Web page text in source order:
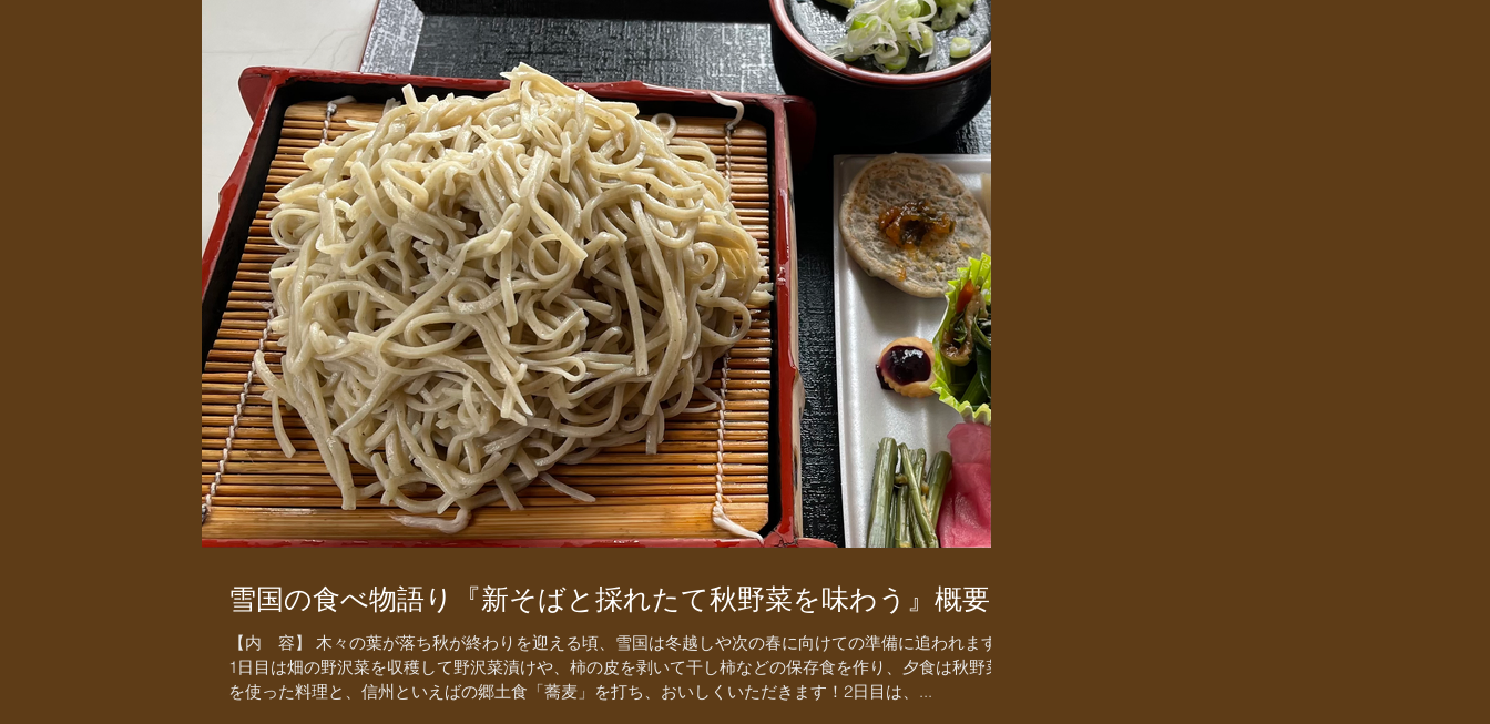
雪国の食べ物語り『新そばと採れたて秋野菜を味わう』概要
【内 容】 木々の葉が落ち秋が終わりを迎える頃、雪国は冬越しや次の春に向けての準備に追われます。
1日目は畑の野沢菜を収穫して野沢菜漬けや、柿の皮を剥いて干し柿などの保存食を作り、夕食は秋野菜
を使った料理と、信州といえばの郷土食「蕎麦」を打ち、おいしくいただきます！2日目は、...